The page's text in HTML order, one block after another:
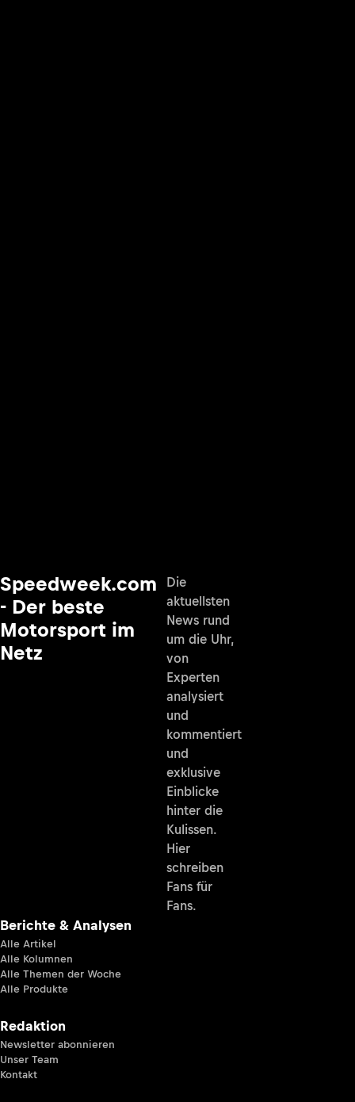
Speedweek.com
- Der beste
Motorsport im
Netz
Die
aktuellsten
News rund
um die Uhr,
von
Experten
analysiert
und
kommentiert
und
exklusive
Einblicke
hinter die
Kulissen.
Hier
schreiben
Fans für
Fans.
Berichte & Analysen
Alle Artikel
Alle Kolumnen
Alle Themen der Woche
Alle Produkte
Redaktion
Newsletter abonnieren
Unser Team
Kontakt